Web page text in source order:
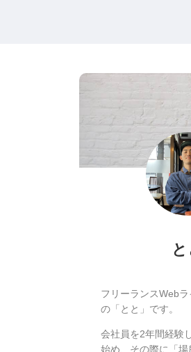
と
フリーランスWeb
の「とと」です。
会社員を2年間経験
始め、その際に「